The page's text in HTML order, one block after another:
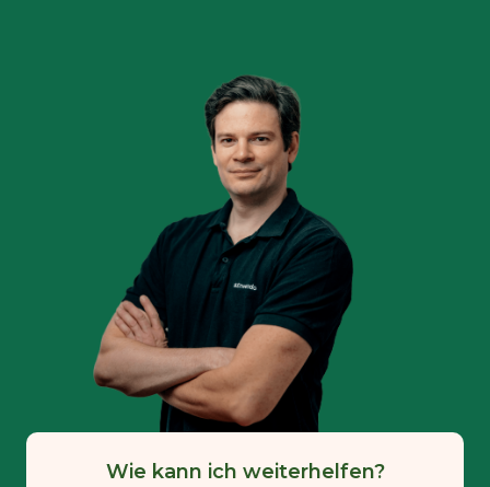
Wie kann ich weiterhelfen?